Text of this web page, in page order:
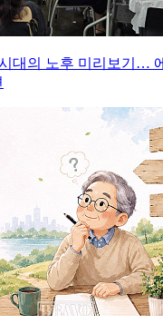
대의 노후 미리보기…